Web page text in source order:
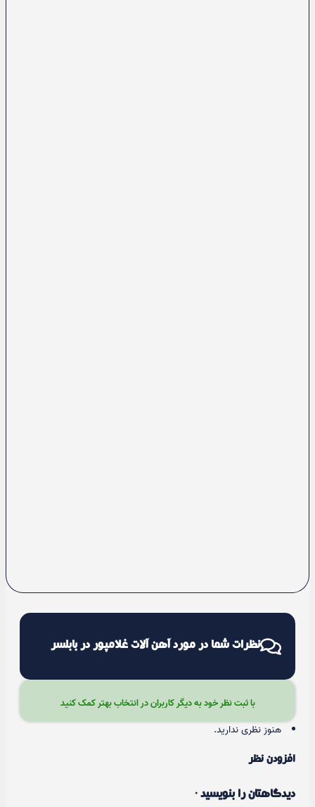
نظرات شما در مورد آهن آلات غلامپور در بابلسر
با ثبت نظر خود به دیگر کاربران در انتخاب بهتر کمک کنید
هنوز نظری ندارید.
افزودن نظر
دیدگاهتان را بنویسید ·